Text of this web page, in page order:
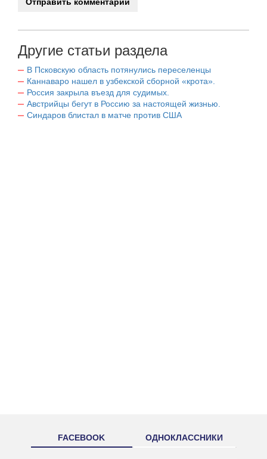
Другие статьи раздела
В Псковскую область потянулись переселенцы
Каннаваро нашел в узбекской сборной «крота».
Россия закрыла въезд для судимых.
Австрийцы бегут в Россию за настоящей жизнью.
Синдаров блистал в матче против США
FACEBOOK ОДНОКЛАССНИКИ